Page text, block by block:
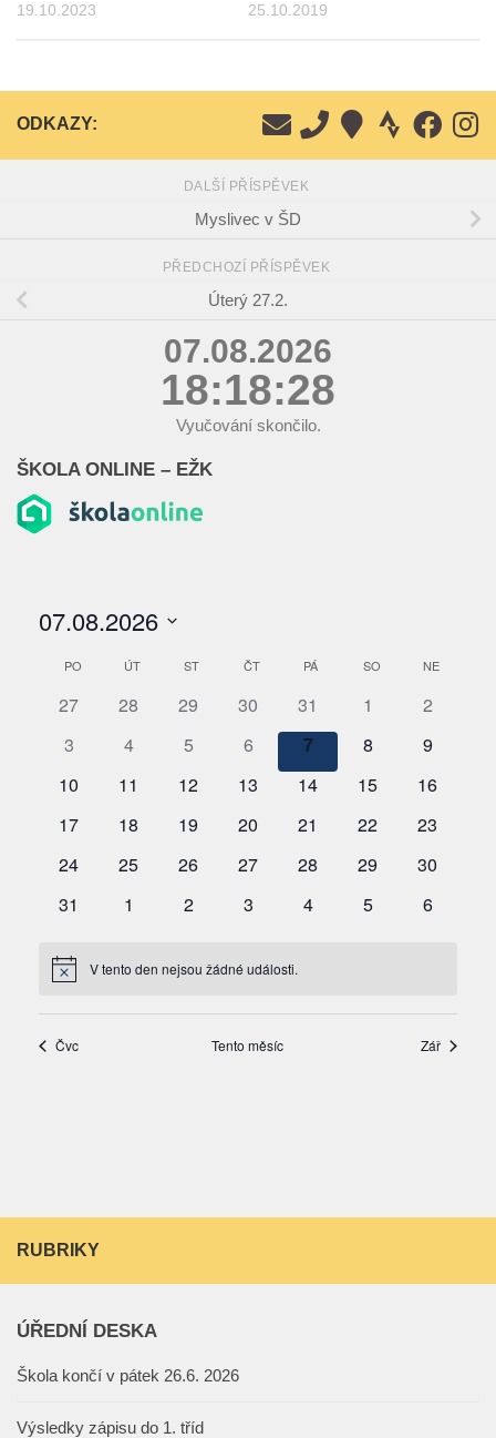
19.10.2023 25.10.2019
ODKAZY:
DALŠÍ PŘÍSPĚVEK
Myslivec v ŠD
PŘEDCHOZÍ PŘÍSPĚVEK
Úterý 27.2.
07.08.2026
18:18:29
Vyučování skončilo.
ŠKOLA ONLINE – EŽK
RUBRIKY
ÚŘEDNÍ DESKA
Škola končí v pátek 26.6. 2026
Výsledky zápisu do 1. tříd